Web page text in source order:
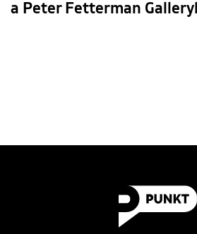
a Peter Fetterman